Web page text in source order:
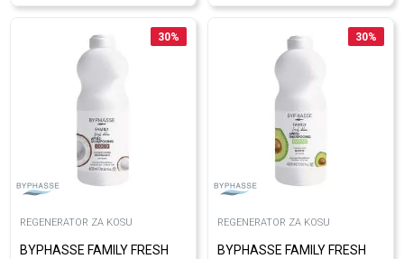
30%
REGENERATOR ZA KOSU
BYPHASSE FAMILY FRESH
30%
REGENERATOR ZA KOSU
BYPHASSE FAMILY FRESH